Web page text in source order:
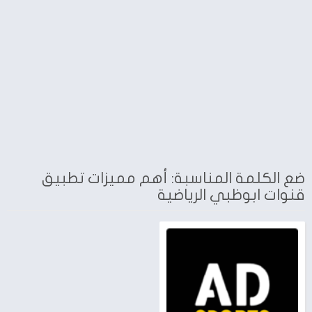
ضع الكلمة المناسبة: أهم مميزات تطبيق
قنوات ابوظبي الرياضية